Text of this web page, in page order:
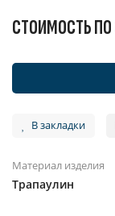
СТОИМОСТЬ
В закладки
Материал изделия
Трапаулин